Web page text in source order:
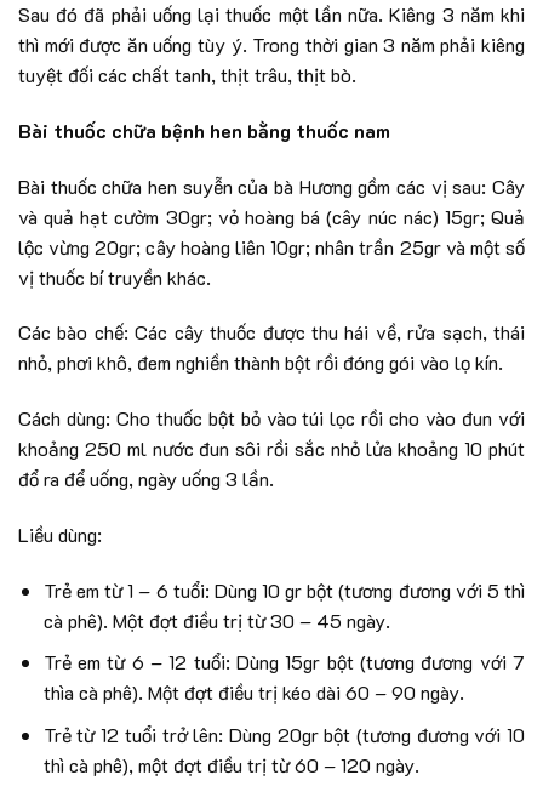
Sau đó đã phải uống lại thuốc một lần nữa. Kiêng 3 năm khi
thì mới được ăn uống tùy ý. Trong thời gian 3 năm phải kiêng
tuyệt đối các chất tanh, thịt trâu, thịt bò.
Bài thuốc chữa bệnh hen bằng thuốc nam
Bài thuốc chữa hen suyễn của bà Hương gồm các vị sau: Cây
và quả hạt cườm 30gr; vỏ hoàng bá (cây núc nác) 15gr; Quả
lộc vừng 20gr; cây hoàng liên 10gr; nhân trần 25gr và một số
vị thuốc bí truyền khác.
Các bào chế: Các cây thuốc được thu hái về, rửa sạch, thái
nhỏ, phơi khô, đem nghiền thành bột rồi đóng gói vào lọ kín.
Cách dùng: Cho thuốc bột bỏ vào túi lọc rồi cho vào đun với
khoảng 250 ml nước đun sôi rồi sắc nhỏ lửa khoảng 10 phút
đổ ra để uống, ngày uống 3 lần.
Liều dùng:
Trẻ em từ 1 – 6 tuổi: Dùng 10 gr bột (tương đương với 5 thì
cà phê). Một đợt điều trị từ 30 – 45 ngày.
Trẻ em từ 6 – 12 tuổi: Dùng 15gr bột (tương đương với 7
thìa cà phê). Một đợt điều trị kéo dài 60 – 90 ngày.
Trẻ từ 12 tuổi trở lên: Dùng 20gr bột (tương đương với 10
thì cà phê), một đợt điều trị từ 60 – 120 ngày.